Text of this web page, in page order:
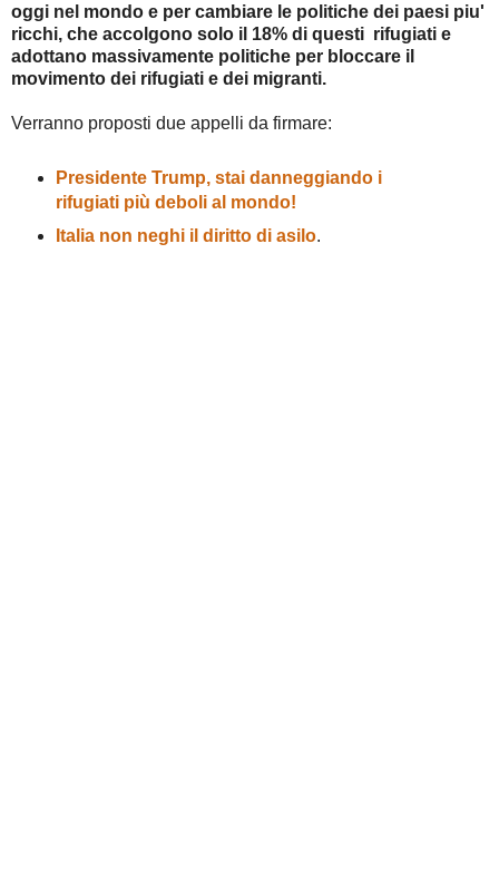
oggi nel mondo e per cambiare l e politiche dei paesi piu'
ricchi, che accolgono solo il 18% di questi rifugiati e
adottano massivamente politiche per bloccare il
movimento dei rifugiati e dei migranti.
Verranno proposti due appelli da firmare:
Presidente Trump, stai danneggiando i
rifugiati più deboli al mondo!
Italia non neghi il diritto di asilo.